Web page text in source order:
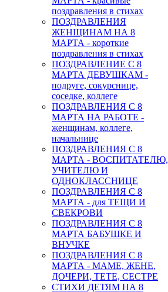
поздравления в стихах
ПОЗДРАВЛЕНИЯ
ЖЕНЩИНАМ НА 8
МАРТА - короткие
поздравления в стихах
ПОЗДРАВЛЕНИЕ С 8
МАРТА ДЕВУШКАМ -
подруге, сокурснице,
соседке, коллеге
ПОЗДРАВЛЕНИЯ С 8
МАРТА НА РАБОТЕ -
женщинам, коллеге,
начальнице
ПОЗДРАВЛЕНИЯ С 8
МАРТА - ВОСПИТАТЕЛЮ,
УЧИТЕЛЮ И
ОДНОКЛАССНИЦЕ
ПОЗДРАВЛЕНИЯ С 8
МАРТА - для ТЕЩИ И
СВЕКРОВИ
ПОЗДРАВЛЕНИЯ С 8
МАРТА БАБУШКЕ И
ВНУЧКЕ
ПОЗДРАВЛЕНИЯ С 8
МАРТА - МАМЕ, ЖЕНЕ,
ДОЧЕРИ, ТЕТЕ, СЕСТРЕ
СТИХИ ДЕТЯМ НА 8